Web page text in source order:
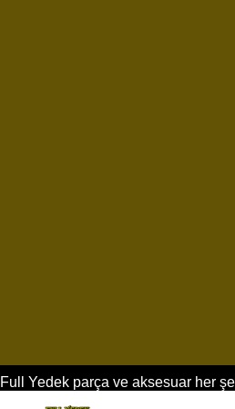
Full Yedek parça ve aksesuar her